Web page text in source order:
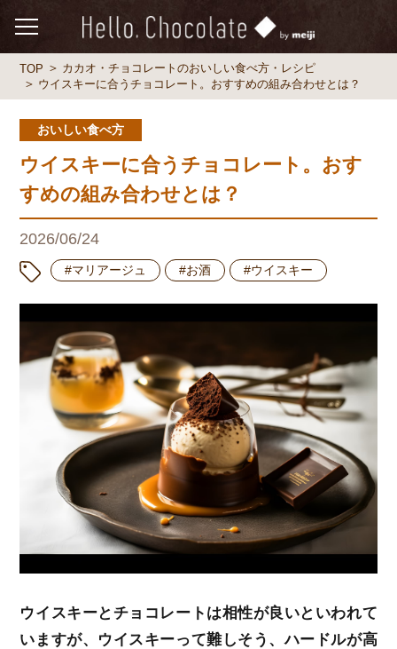
TOP
カカオ・チョコレートのおいしい食べ方・レシピ
ウイスキーに合うチョコレート。おすすめの組み合わせとは？
おいしい食べ方
ウイスキーに合うチョコレート。おす
すめの組み合わせとは？
2026/06/24
#マリアージュ #お酒 #ウイスキー
ウイスキーとチョコレートは相性が良いといわれて
いますが、ウイスキーって難しそう、ハードルが高